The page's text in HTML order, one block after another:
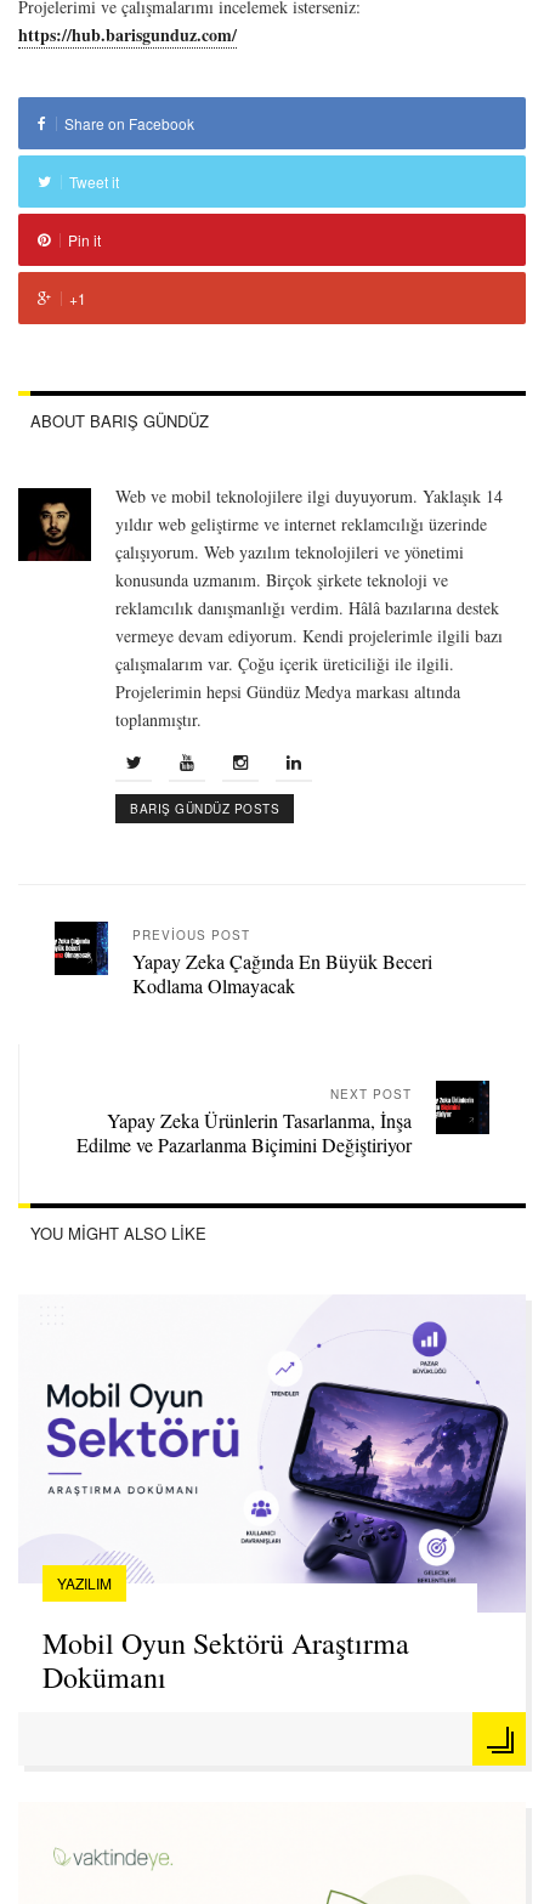
Projelerimi ve çalışmalarımı incelemek isterseniz:
https://hub.barisgunduz.com/
Share on Facebook
Tweet it
Pin it
+1
ABOUT BARIŞ GÜNDÜZ
Web ve mobil teknolojilere ilgi duyuyorum. Yaklaşık 14
yıldır web geliştirme ve internet reklamcılığı üzerinde
çalışıyorum. Web yazılım teknolojileri ve yönetimi
konusunda uzmanım. Birçok şirkete teknoloji ve
reklamcılık danışmanlığı verdim. Hâlâ bazılarına destek
vermeye devam ediyorum. Kendi projelerimle ilgili bazı
çalışmalarım var. Çoğu içerik üreticiliği ile ilgili.
Projelerimin hepsi Gündüz Medya markası altında
toplanmıştır.
BARIŞ GÜNDÜZ POSTS
PREVIOUS POST
Yapay Zeka Çağında En Büyük Beceri
Kodlama Olmayacak
NEXT POST
Yapay Zeka Ürünlerin Tasarlanma, İnşa
Edilme ve Pazarlanma Biçimini Değiştiriyor
YOU MIGHT ALSO LIKE
YAZILIM
Mobil Oyun Sektörü Araştırma
Dokümanı